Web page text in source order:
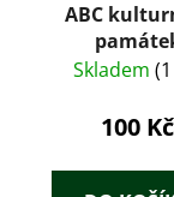
ABC
Skladem
100 Kč